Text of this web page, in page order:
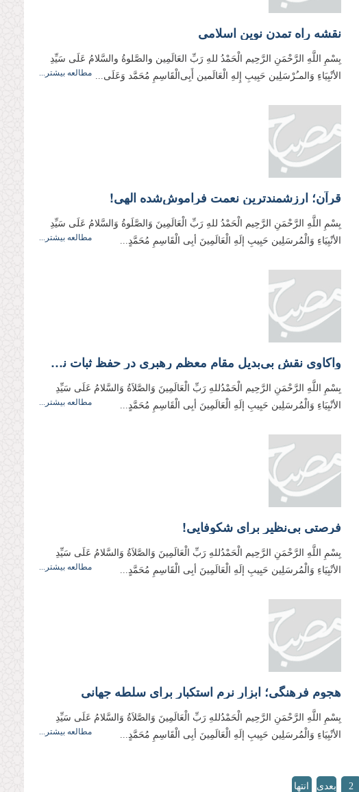
نقشه‌ راه تمدن نوین اسلامی
بِسْمِ اللَّهِ الرَّحْمَنِ الرَّحِیم الْحَمْدُ للهِ رَبِّ العَالَمِین والصَّلوةُ والسَّلامُ عَلَی سَیِّدِ
الأنْبِیَاءِ وَالمـُرْسَلِین حَبِیبِ إِلهِ الْعَالَمین أَبِی‌الْقَاسِمِ مُحَمَّد وَعَلَی... مطالعه بیشتر...
قرآن؛ ارزشمند‌ترین نعمت فراموش‌شده الهی!
بِسْمِ اللَّهِ الرَّحْمَنِ الرَّحِیم الْحَمْدُ للهِ رَبِّ الْعَالَمِینَ وَالصَّلَوةُ وَالسَّلامُ عَلَی سَیِّدِ
الأنْبِیَاءِ وَالْمُرسَلِین حَبِیبِ إلَهِ الْعَالَمِینَ أبِی الْقَاسِمِ مُحَمَّدٍ...
مطالعه بیشتر...
واکاوی نقش بی‌بدیل مقام معظم رهبری در حفظ ثبات نظام
بِسْمِ اللَّهِ الرَّحْمَنِ الرَّحِیم الْحَمْدُللهِ رَبِّ الْعَالَمِینَ وَالصَّلاَةُ وَالسَّلامُ عَلَی سَیِّدِ
الأنْبِیَاءِ وَالْمُرسَلِین حَبِیبِ إلَهِ الْعَالَمِینَ أبِی الْقَاسِمِ مُحَمَّدٍ...
مطالعه بیشتر...
فرصتی بی‌نظیر برای شکوفایی!
بِسْمِ اللَّهِ الرَّحْمَنِ الرَّحِيم الْحَمْدُللهِ رَبِّ الْعَالَمِینَ وَالصَّلاَةُ وَالسَّلامُ عَلَی سَیِّدِ
الأنْبِیَاءِ وَالْمُرسَلِین حَبِیبِ إلَهِ الْعَالَمِینَ أبِی الْقَاسِمِ مُحَمَّدٍ...
مطالعه بیشتر...
هجوم فرهنگی؛ ابزار نرم استکبار برای سلطه جهانی
بِسْمِ اللَّهِ الرَّحْمَنِ الرَّحِیم الْحَمْدُللهِ رَبِّ الْعَالَمِینَ وَالصَّلاَةُ وَالسَّلامُ عَلَی سَیِّدِ
الأنْبِیَاءِ وَالْمُرسَلِین حَبِیبِ إلَهِ الْعَالَمِینَ أبِی الْقَاسِمِ مُحَمَّدٍ...
مطالعه بیشتر...
2 بعدی انتها